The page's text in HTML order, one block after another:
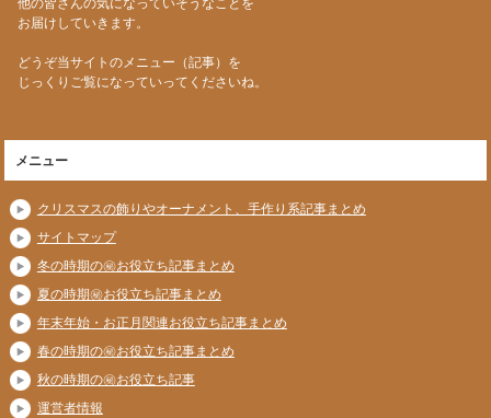
他の皆さんの気になっていそうなことを
お届けしていきます。
どうぞ当サイトのメニュー（記事）を
じっくりご覧になっていってくださいね。
メニュー
クリスマスの飾りやオーナメント、手作り系記事まとめ
サイトマップ
冬の時期の㊙お役立ち記事まとめ
夏の時期㊙お役立ち記事まとめ
年末年始・お正月関連お役立ち記事まとめ
春の時期の㊙お役立ち記事まとめ
秋の時期の㊙お役立ち記事
運営者情報